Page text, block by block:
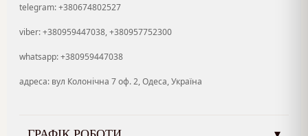
telegram: +380674802527
viber: +380959447038, +380957752300
whatsapp: +380959447038
адреса: вул Колонічна 7 оф. 2, Одеса, Україна